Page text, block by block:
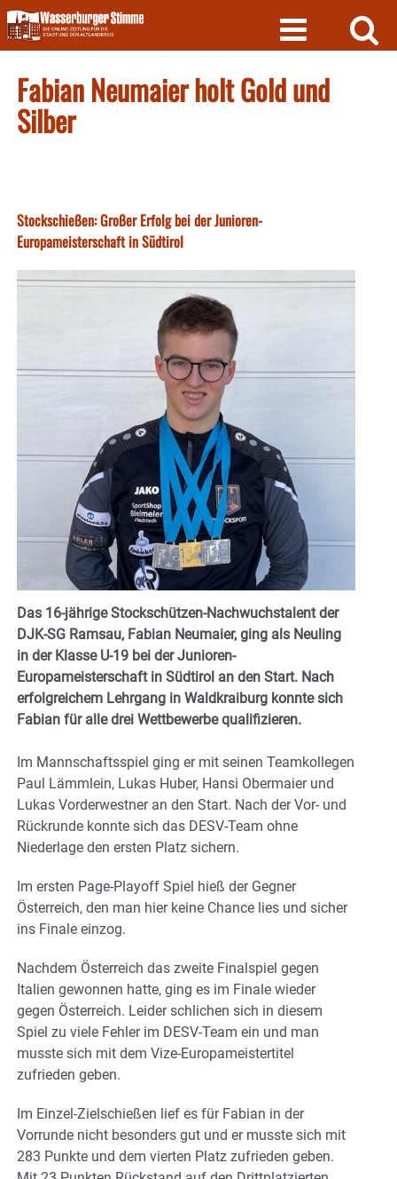
Skip
to
content
Fabian Neumaier holt Gold und
Silber
Stockschießen: Großer Erfolg bei der Junioren-
Europameisterschaft in Südtirol
Das 16-jährige Stockschützen-Nachwuchstalent der
DJK-SG Ramsau, Fabian Neumaier, ging als Neuling
in der Klasse U-19 bei der Junioren-
Europameisterschaft in Südtirol an den Start. Nach
erfolgreichem Lehrgang in Waldkraiburg konnte sich
Fabian für alle drei Wettbewerbe qualifizieren.
Im Mannschaftsspiel ging er mit seinen Teamkollegen
Paul Lämmlein, Lukas Huber, Hansi Obermaier und
Lukas Vorderwestner an den Start. Nach der Vor- und
Rückrunde konnte sich das DESV-Team ohne
Niederlage den ersten Platz sichern.
Im ersten Page-Playoff Spiel hieß der Gegner
Österreich, den man hier keine Chance lies und sicher
ins Finale einzog.
Nachdem Österreich das zweite Finalspiel gegen
Italien gewonnen hatte, ging es im Finale wieder
gegen Österreich. Leider schlichen sich in diesem
Spiel zu viele Fehler im DESV-Team ein und man
musste sich mit dem Vize-Europameistertitel
zufrieden geben.
Im Einzel-Zielschießen lief es für Fabian in der
Vorrunde nicht besonders gut und er musste sich mit
283 Punkte und dem vierten Platz zufrieden geben.